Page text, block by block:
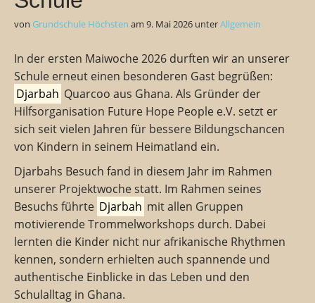
von Grundschule Höchsten am 9. Mai 2026 unterAllgemein
In der ersten Maiwoche 2026 durften wir an unserer
Schule erneut einen besonderen Gast begrüßen:
Djarbah Quarcoo aus Ghana. Als Gründer der
Hilfsorganisation Future Hope People e.V. setzt er
sich seit vielen Jahren für bessere Bildungschancen
von Kindern in seinem Heimatland ein.
Djarbahs Besuch fand in diesem Jahr im Rahmen
unserer Projektwoche statt. Im Rahmen seines
Besuchs führte Djarbah mit allen Gruppen
motivierende Trommelworkshops durch. Dabei
lernten die Kinder nicht nur afrikanische Rhythmen
kennen, sondern erhielten auch spannende und
authentische Einblicke in das Leben und den
Schulalltag in Ghana.